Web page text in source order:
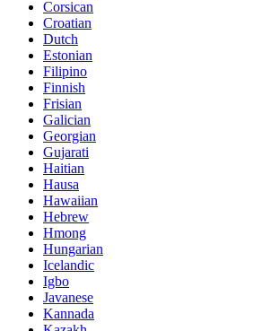
Corsican
Croatian
Dutch
Estonian
Filipino
Finnish
Frisian
Galician
Georgian
Gujarati
Haitian
Hausa
Hawaiian
Hebrew
Hmong
Hungarian
Icelandic
Igbo
Javanese
Kannada